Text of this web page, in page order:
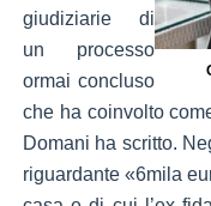
giudiziarie di
un processo
ormai concluso
che ha coinvolto
Domani ha scritto.
riguardante «6mila